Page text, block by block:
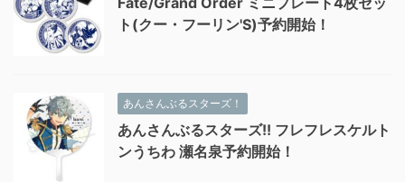
ト(クー・フーリン'S)予約開始！
あんさんぶるスターズ！
あんさんぶるスターズ!! フレフレスケルト
ンうちわ 瀬名泉予約開始！